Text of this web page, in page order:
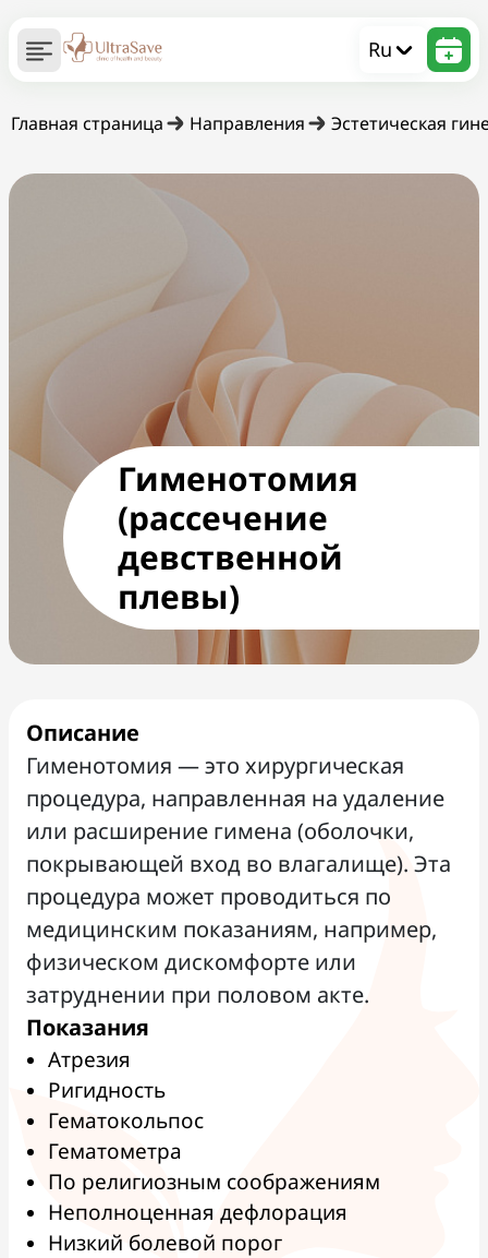
Ru
Главная страница Направления Эстетическая
Гименотомия
(рассечение
девственной
плевы)
Описание
Гименотомия — это хирургическая
процедура, направленная на удаление
или расширение гимена (оболочки,
покрывающей вход во влагалище). Эта
процедура может проводиться по
медицинским показаниям, например,
физическом дискомфорте или
затруднении при половом акте.
Показания
Атрезия
Ригидность
Гематокольпос
Гематометра
По религиозным соображениям
Неполноценная дефлорация
Низкий болевой порог